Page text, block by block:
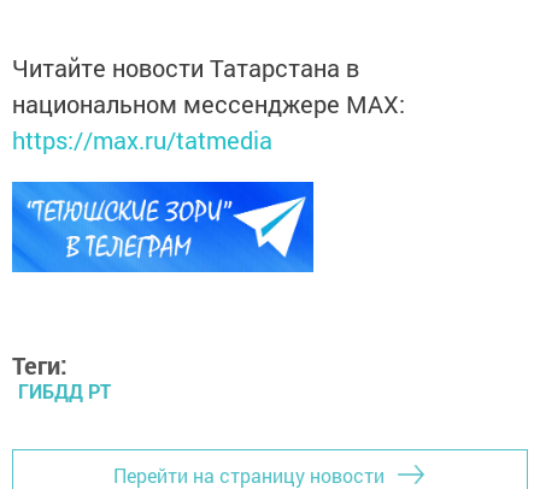
Читайте новости Татарстана в
национальном мессенджере MАХ:
https://max.ru/tatmedia
Теги:
ГИБДД РТ
Перейти на страницу новости